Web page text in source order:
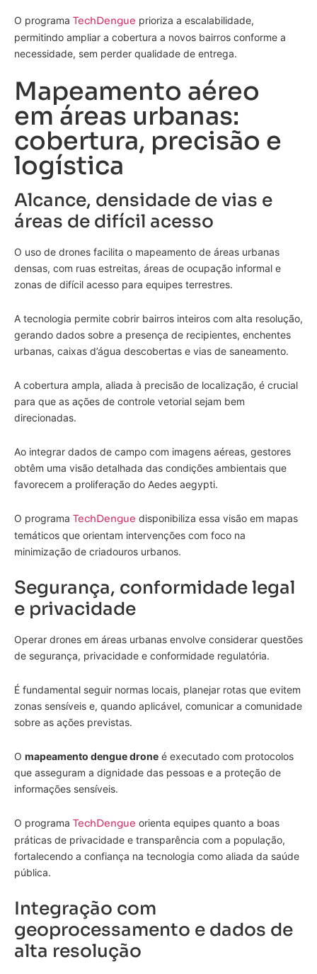
O programa TechDengue prioriza a escalabilidade,
permitindo ampliar a cobertura a novos bairros conforme a
necessidade, sem perder qualidade de entrega.
Mapeamento aéreo
em áreas urbanas:
cobertura, precisão e
logística
Alcance, densidade de vias e
áreas de difícil acesso
O uso de drones facilita o mapeamento de áreas urbanas
densas, com ruas estreitas, áreas de ocupação informal e
zonas de difícil acesso para equipes terrestres.
A tecnologia permite cobrir bairros inteiros com alta resolução,
gerando dados sobre a presença de recipientes, enchentes
urbanas, caixas d’água descobertas e vias de saneamento.
A cobertura ampla, aliada à precisão de localização, é crucial
para que as ações de controle vetorial sejam bem
direcionadas.
Ao integrar dados de campo com imagens aéreas, gestores
obtêm uma visão detalhada das condições ambientais que
favorecem a proliferação do Aedes aegypti.
O programa TechDengue disponibiliza essa visão em mapas
temáticos que orientam intervenções com foco na
minimização de criadouros urbanos.
Segurança, conformidade legal
e privacidade
Operar drones em áreas urbanas envolve considerar questões
de segurança, privacidade e conformidade regulatória.
É fundamental seguir normas locais, planejar rotas que evitem
zonas sensíveis e, quando aplicável, comunicar a comunidade
sobre as ações previstas.
O mapeamento dengue drone é executado com protocolos
que asseguram a dignidade das pessoas e a proteção de
informações sensíveis.
O programa TechDengue orienta equipes quanto a boas
práticas de privacidade e transparência com a população,
fortalecendo a confiança na tecnologia como aliada da saúde
pública.
Integração com
geoprocessamento e dados de
alta resolução